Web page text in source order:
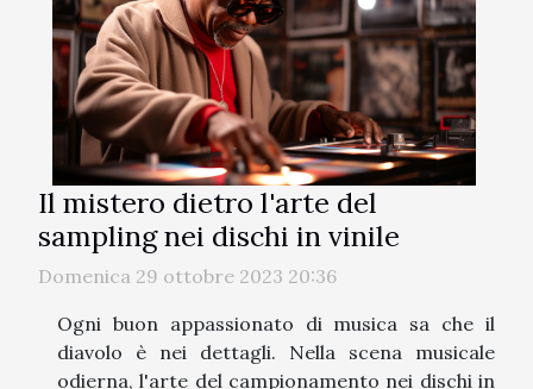
Il mistero dietro l'arte del
sampling nei dischi in vinile
Domenica 29 ottobre 2023 20:36
Ogni buon appassionato di musica sa che il
diavolo è nei dettagli. Nella scena musicale
odierna, l'arte del campionamento nei dischi in